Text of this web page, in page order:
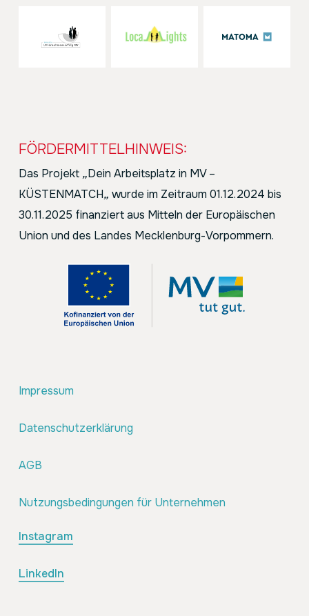
FÖRDERMITTELHINWEIS:
Das Projekt „Dein Arbeitsplatz in MV –
KÜSTENMATCH„ wurde im Zeitraum 01.12.2024 bis
30.11.2025 finanziert aus Mitteln der Europäischen
Union und des Landes Mecklenburg-Vorpommern.
Impressum
Datenschutzerklärung
AGB
Nutzungsbedingungen für Unternehmen
Instagram
LinkedIn